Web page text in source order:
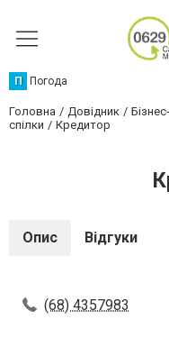
П Погода
Головна Довідник
спілки
Кредитор
Опис Відгуки
(68) 4357983